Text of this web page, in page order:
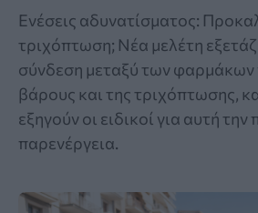
Ενέσεις αδυνατίσματος:
τριχόπτωση; Νέα μελέτη
σύνδεση μεταξύ των φαρμάκων
βάρους και της τριχόπτωσης,
εξηγούν οι ειδικοί για αυτή την
παρενέργεια.